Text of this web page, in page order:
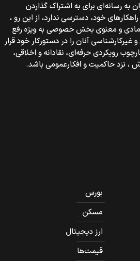
رسانه‌ای برای به اشتراک گذاردن
خود، دسترسی ندارد، از این رو ،
مادی و معنوی بخش خصوصی به ویژه رفع
آنان را در دستورکار خود قرار
رویکردی حرفه‌ای، نقادانه و اخلاقی،
، نزد حاکمیت و افکارعمومی باشد.
بورس
مسکن
ارز دیجیتال
قیمت‌ها